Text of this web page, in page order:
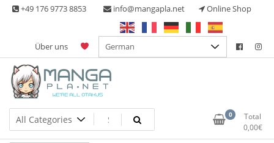
Skip +49 176 9773 8853 info@mangapla.net Online Shop
Über uns
Manga Planet
Split Part Online Shop 0
Total
0,00€